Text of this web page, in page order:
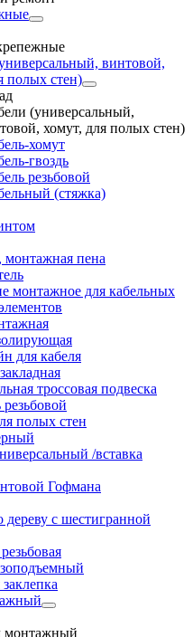
винтовой,
полых стен)
(универсальный,
хомут, для полых стен)
хомут
гвоздь
резьбовой
(стяжка)
монтажная пена
монтажное для кабельных
для кабеля
троссовая подвеска
полых стен
/вставка
Гофмана
с шестигранной
монтажный